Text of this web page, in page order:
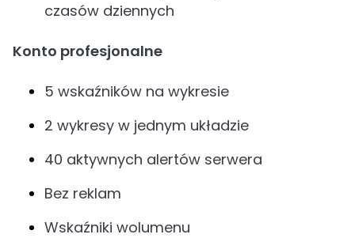
czasów dziennych
Konto profesjonalne
5 wskaźników na wykresie
2 wykresy w jednym układzie
40 aktywnych alertów serwera
Bez reklam
Wskaźniki wolumenu